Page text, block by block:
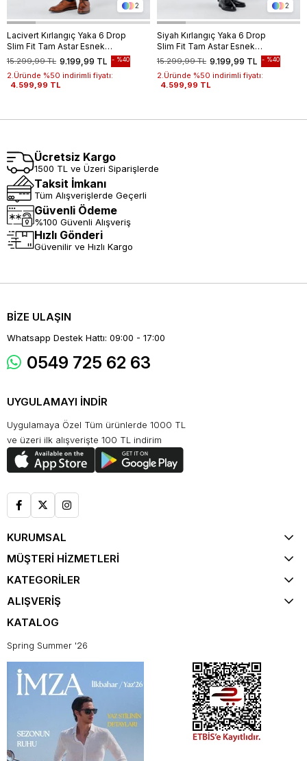
2
Lacivert Kırlangıç Yaka 6 Drop
Slim Fit Tam Astar Esnek
Takım Elbise 1001240011
9.199,99 TL
15.299,99 TL %40
2.Üründe %50 indirimli fiyatı:
4.599,99 TL
2
Siyah Kırlangıç Yaka 6 Drop
Slim Fit Tam Astar Esnek
Takım Elbise 1001240011
9.199,99 TL
15.299,99 TL %40
2.Üründe %50 indirimli fiyatı:
4.599,99 TL
Ücretsiz Kargo
1500 TL ve Üzeri Siparişlerde
Taksit İmkanı
Tüm Alışverişlerde Geçerli
Güvenli Ödeme
%100 Güvenli Alışveriş
Hızlı Gönderi
Güvenilir ve Hızlı Kargo
BİZE ULAŞIN
Whatsapp Destek Hattı: 09:00 - 17:00
0549 725 62 63
UYGULAMAYI İNDİR
Uygulamaya Özel Tüm ürünlerde 1000 TL
ve üzeri ilk alışverişte 100 TL indirim
KURUMSAL
MÜŞTERİ HİZMETLERİ
KATEGORİLER
ALIŞVERİŞ
KATALOG
Spring Summer '26